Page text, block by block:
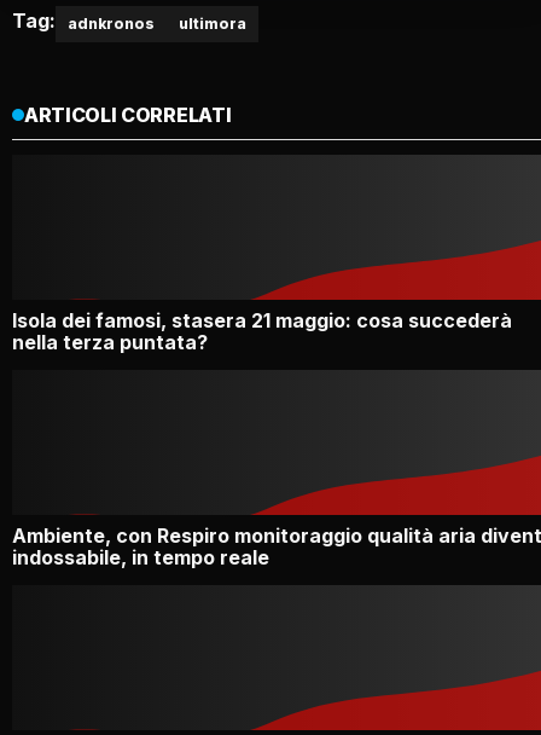
Tag: adnkronos ultimora
ARTICOLI CORRELATI
Isola dei famosi, stasera 21 maggio: cosa succederà
nella terza puntata?
Ambiente, con Respiro monitoraggio qualità aria
indossabile, in tempo reale